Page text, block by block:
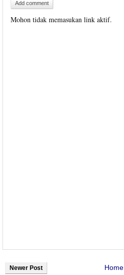
Add comment
Mohon tidak memasukan link aktif.
Newer Post Home